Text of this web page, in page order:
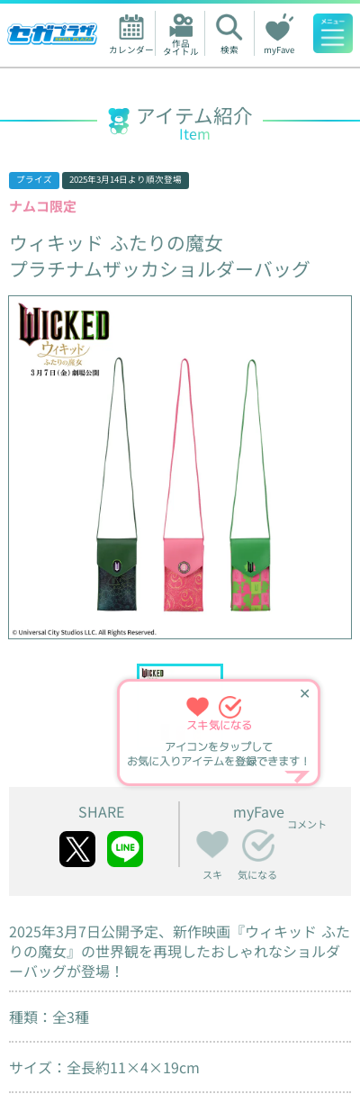
カレンダー 作品
タイトル 検索 myFave
人気ワード
アイテム紹介
Item
プライズ 2025年3月14日 より順次登場
ナムコ限定
ウィキッド ふたりの魔女
プラチナムザッカショルダーバッグ
✕
スキ気になる
アイコンをタップして
お気に入りアイテムを登録できます！
SHARE myFave
スキ 気になる
コメント
2025年3月7日公開予定、新作映画『ウィキッド ふた
りの魔女』の世界観を再現したおしゃれなショルダ
ーバッグが登場！
種類：全3種
サイズ：全長約11×4×19cm